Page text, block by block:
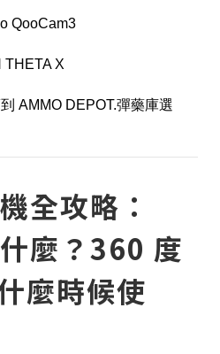
QooCam3
THETA X
AMMO DEPOT.彈藥庫選
全攻略：
麼？360 度
麼時候使